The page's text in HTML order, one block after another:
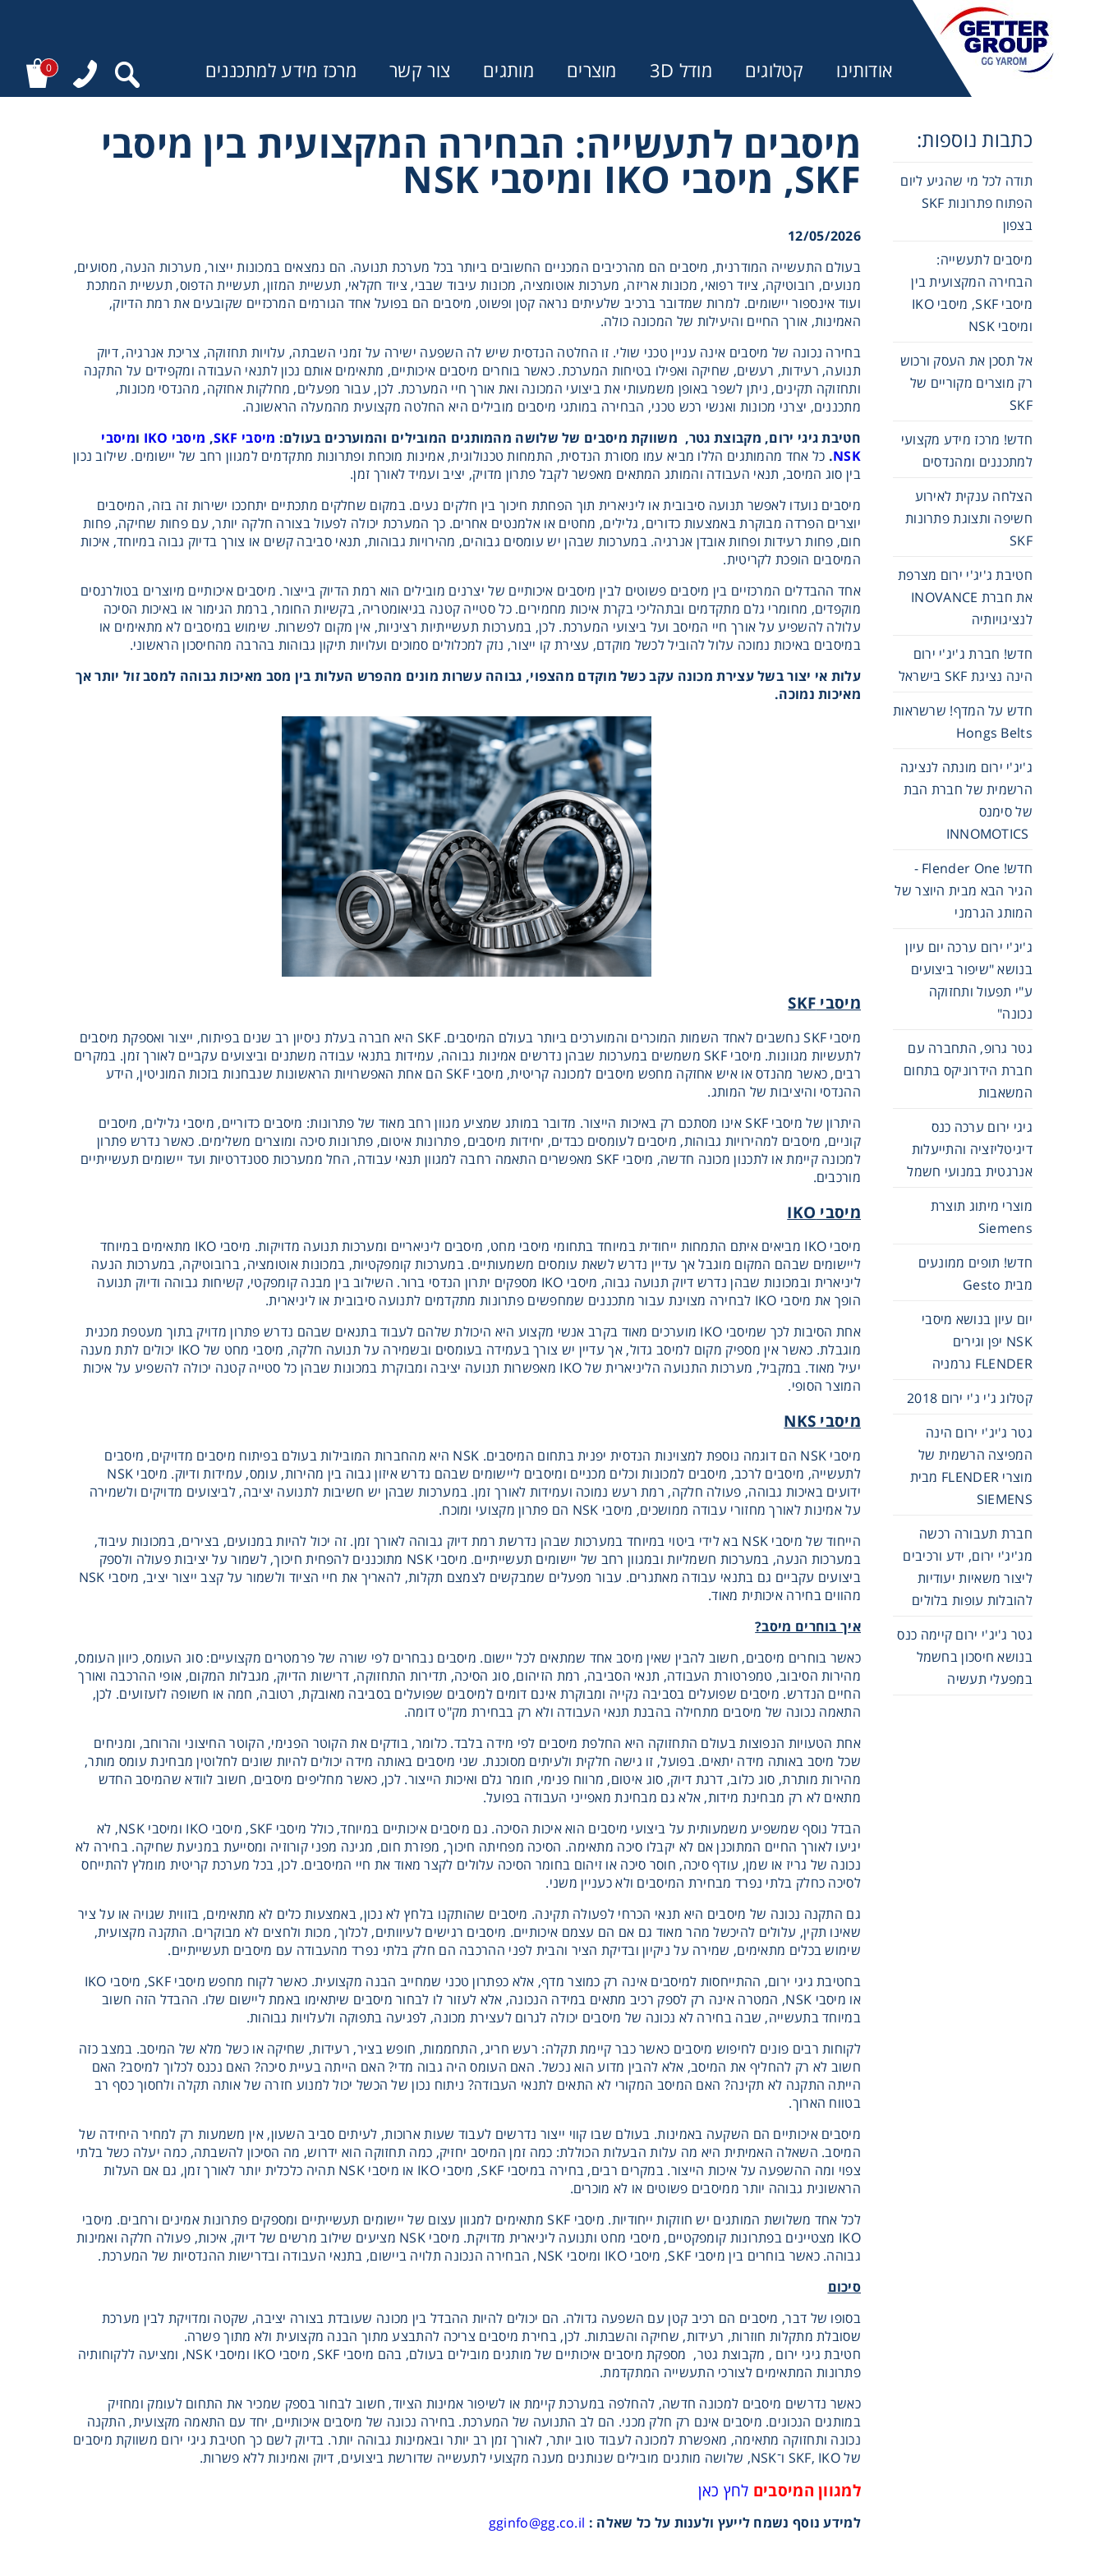
אודותינו קטלוגים מודל 3D מוצרים מותגים צור קשר מרכז מידע למתכננים 0
כתבות נוספות:
תודה לכל מי שהגיע ליום
הפתוח פתרונות SKF
בצפון
מיסבים לתעשייה:
הבחירה המקצועית בין
מיסבי SKF, מיסבי IKO
ומיסבי NSK
אל תסכן את העסק ורכוש
רק מוצרים מקוריים של
SKF
חדש! מרכז מידע מקצועי
למתכננים ומהנדסים
הצלחה ענקית לאירוע
חשיפה ותצוגת פתרונות
SKF
חטיבת ג'יג'י ירום מצרפת
את חברת INOVANCE
לנציגויותיה
חדש! חברת ג'יג'י ירום
הינה נציגת SKF בישראל
חדש על המדף! שרשראות
Hongs Belts
ג'יג'י ירום מונתה לנציגה
הרשמית של חברת הבת
של סימנס
חדש! Flender One -
הגיר הבא מבית היוצר של
המותג הגרמני
ג'יג'י ירום ערכה יום עיון
בנושא "שיפור ביצועים
ע"י תפעול ותחזוקה
נכונה"
גטר גרופ, התחברה עם
חברת הידרוניקס בתחום
המשאבות
גיגי ירום ערכה כנס
דיגיטליזציה והתייעלות
אנרגטית במנועי חשמל
מוצרי מיתוג תוצרת
Siemens
חדש! תופים ממונעים
מבית Gesto
יום עיון בנושא מיסבי
NSK יפן וגירים
FLENDER גרמניה
קטלוג ג'י ג'י ירום 2018
גטר ג'יג'י ירום הינה
המפיצה הרשמית של
מוצרי FLENDER מבית
SIEMENS
חברת תעבורה רכשה
מג'יג'י ירום, ידע ורכיבים
ליצור משאיות יעודיות
להובלות עופות בלולים
גטר ג'יג'י ירום קיימה כנס
בנושא חיסכון בחשמל
במפעלי תעשיה
מיסבים לתעשייה: הבחירה המקצועית בין מיסבי
SKF, מיסבי IKO ומיסבי NSK
12/05/2026
בעולם התעשייה המודרנית, מיסבים הם מהרכיבים המכניים החשובים ביותר בכל מערכת תנועה. הם נמצאים במכונות ייצור, מערכות הנעה, מסועים,
מנועים, רובוטיקה, ציוד רפואי, מכונות אריזה, מערכות אוטומציה, מכונות עיבוד שבבי, ציוד חקלאי, תעשיית המזון, תעשיית הדפוס, תעשיית המתכת
ועוד אינספור יישומים. למרות שמדובר ברכיב שלעיתים נראה קטן ופשוט, מיסבים הם בפועל אחד הגורמים המרכזיים שקובעים את רמת הדיוק,
האמינות, אורך החיים והיעילות של המכונה כולה.
בחירה נכונה של מיסבים אינה עניין טכני שולי. זו החלטה הנדסית שיש לה השפעה ישירה על זמני השבתה, עלויות תחזוקה, צריכת אנרגיה, דיוק
תנועה, רעידות, רעשים, שחיקה ואפילו בטיחות המערכת. כאשר בוחרים מיסבים איכותיים, מתאימים אותם נכון לתנאי העבודה ומקפידים על התקנה
ותחזוקה תקינים, ניתן לשפר באופן משמעותי את ביצועי המכונה ואת אורך חיי המערכת. לכן, עבור מפעלים, מחלקות אחזקה, מהנדסי מכונות,
מתכננים, יצרני מכונות ואנשי רכש טכני, הבחירה במותגי מיסבים מובילים היא החלטה מקצועית מהמעלה הראשונה.
חטיבת גיגי ירום, מקבוצת גטר, משווקת מיסבים של שלושה מהמותגים המובילים והמוערכים בעולם: מיסבי SKF
, מיסבי IKO ומיסבי
NSK
. כל אחד מהמותגים הללו מביא עמו מסורת הנדסית, התמחות טכנולוגית, אמינות מוכחת ופתרונות מתקדמים למגוון רחב של יישומים. שילוב נכון
בין סוג המיסב, תנאי העבודה והמותג המתאים מאפשר לקבל פתרון מדויק, יציב ועמיד לאורך זמן.
מיסבים נועדו לאפשר תנועה סיבובית או ליניארית תוך הפחתת חיכוך בין חלקים נעים. במקום שחלקים מתכתיים יתחככו ישירות זה בזה, המיסבים
יוצרים הפרדה מבוקרת באמצעות כדורים, גלילים, מחטים או אלמנטים אחרים. כך המערכת יכולה לפעול בצורה חלקה יותר, עם פחות שחיקה, פחות
חום, פחות רעידות ופחות אובדן אנרגיה. במערכות שבהן יש עומסים גבוהים, מהירויות גבוהות, תנאי סביבה קשים או צורך בדיוק גבוה במיוחד, איכות
המיסבים הופכת לקריטית.
אחד ההבדלים המרכזיים בין מיסבים פשוטים לבין מיסבים איכותיים של יצרנים מובילים הוא רמת הדיוק בייצור. מיסבים איכותיים מיוצרים בטולרנסים
מוקפדים, מחומרי גלם מתקדמים ובתהליכי בקרת איכות מחמירים. כל סטייה קטנה בגיאומטריה, בקשיות החומר, ברמת הגימור או באיכות הסיכה
עלולה להשפיע על אורך חיי המיסב ועל ביצועי המערכת. לכן, במערכות תעשייתיות רציניות, אין מקום לפשרות. שימוש במיסבים לא מתאימים או
במיסבים באיכות נמוכה עלול להוביל לכשל מוקדם, עצירת קו ייצור, נזק למכלולים סמוכים ועלויות תיקון גבוהות בהרבה מהחיסכון הראשוני.
עלות אי יצור בשל עצירת מכונה עקב כשל מוקדם מהצפוי, גבוהה עשרות מונים מהפרש העלות בין מסב מאיכות גבוהה למסב זול יותר אך
מאיכות נמוכה.
מיסבי SKF
מיסבי SKF נחשבים לאחד השמות המוכרים והמוערכים ביותר בעולם המיסבים. SKF היא חברה בעלת ניסיון רב שנים בפיתוח, ייצור ואספקת מיסבים
לתעשיות מגוונות. מיסבי SKF משמשים במערכות שבהן נדרשים אמינות גבוהה, עמידות בתנאי עבודה משתנים וביצועים עקביים לאורך זמן. במקרים
רבים, כאשר מהנדס או איש אחזקה מחפש מיסבים למכונה קריטית, מיסבי SKF הם אחת האפשרויות הראשונות שנבחנות בזכות המוניטין, הידע
ההנדסי והיציבות של המותג.
היתרון של מיסבי SKF אינו מסתכם רק באיכות הייצור. מדובר במותג שמציע מגוון רחב מאוד של פתרונות: מיסבים כדוריים, מיסבי גלילים, מיסבים
קוניים, מיסבים למהירויות גבוהות, מיסבים לעומסים כבדים, יחידות מיסבים, פתרונות איטום, פתרונות סיכה ומוצרים משלימים. כאשר נדרש פתרון
למכונה קיימת או לתכנון מכונה חדשה, מיסבי SKF מאפשרים התאמה רחבה למגוון תנאי עבודה, החל ממערכות סטנדרטיות ועד יישומים תעשייתיים
מורכבים.
מיסבי IKO
מיסבי IKO מביאים איתם התמחות ייחודית במיוחד בתחומי מיסבי מחט, מיסבים ליניאריים ומערכות תנועה מדויקות. מיסבי IKO מתאימים במיוחד
ליישומים שבהם המקום מוגבל אך עדיין נדרש לשאת עומסים משמעותיים. במערכות קומפקטיות, במכונות אוטומציה, ברובוטיקה, במערכות הנעה
ליניארית ובמכונות שבהן נדרש דיוק תנועה גבוה, מיסבי IKO מספקים יתרון הנדסי ברור. השילוב בין מבנה קומפקטי, קשיחות גבוהה ודיוק תנועה
הופך את מיסבי IKO לבחירה מצוינת עבור מתכננים שמחפשים פתרונות מתקדמים לתנועה סיבובית או ליניארית.
אחת הסיבות לכך שמיסבי IKO מוערכים מאוד בקרב אנשי מקצוע היא היכולת שלהם לעבוד בתנאים שבהם נדרש פתרון מדויק בתוך מעטפת מכנית
מוגבלת. כאשר אין מספיק מקום למיסב גדול, אך עדיין יש צורך בעמידה בעומסים ובשמירה על תנועה חלקה, מיסבי מחט של IKO יכולים לתת מענה
יעיל מאוד. במקביל, מערכות התנועה הליניארית של IKO מאפשרות תנועה יציבה ומבוקרת במכונות שבהן כל סטייה קטנה יכולה להשפיע על איכות
המוצר הסופי.
מיסבי NKS
מיסבי NSK הם דוגמה נוספת למצוינות הנדסית יפנית בתחום המיסבים. NSK היא מהחברות המובילות בעולם בפיתוח מיסבים מדויקים, מיסבים
לתעשייה, מיסבים לרכב, מיסבים למכונות וכלים מכניים ומיסבים ליישומים שבהם נדרש איזון גבוה בין מהירות, עומס, עמידות ודיוק. מיסבי NSK
ידועים באיכות גבוהה, פעולה חלקה, רמת רעש נמוכה ועמידות לאורך זמן. במערכות שבהן יש חשיבות לתנועה יציבה, לביצועים מדויקים ולשמירה
על אמינות לאורך מחזורי עבודה ממושכים, מיסבי NSK הם פתרון מקצועי ומוכח.
הייחוד של מיסבי NSK בא לידי ביטוי במיוחד במערכות שבהן נדרשת רמת דיוק גבוהה לאורך זמן. זה יכול להיות במנועים, בצירים, במכונות עיבוד,
במערכות הנעה, במערכות חשמליות ובמגוון רחב של יישומים תעשייתיים. מיסבי NSK מתוכננים להפחית חיכוך, לשמור על יציבות פעולה ולספק
ביצועים עקביים גם בתנאי עבודה מאתגרים. עבור מפעלים שמבקשים לצמצם תקלות, להאריך את חיי הציוד ולשמור על קצב ייצור יציב, מיסבי NSK
מהווים בחירה איכותית מאוד.
איך בוחרים מיסב?
כאשר בוחרים מיסבים, חשוב להבין שאין מיסב אחד שמתאים לכל יישום. מיסבים נבחרים לפי שורה של פרמטרים מקצועיים: סוג העומס, כיוון העומס,
מהירות הסיבוב, טמפרטורת העבודה, תנאי הסביבה, רמת הזיהום, סוג הסיכה, תדירות התחזוקה, דרישות הדיוק, מגבלות המקום, אופי ההרכבה ואורך
החיים הנדרש. מיסבים שפועלים בסביבה נקייה ומבוקרת אינם דומים למיסבים שפועלים בסביבה מאובקת, רטובה, חמה או חשופה לזעזועים. לכן,
התאמה נכונה של מיסבים מתחילה בהבנת תנאי העבודה ולא רק בבחירת מק"ט דומה.
אחת הטעויות הנפוצות בעולם התחזוקה היא החלפת מיסבים לפי מידה בלבד. כלומר, בודקים את הקוטר הפנימי, הקוטר החיצוני והרוחב, ומניחים
שכל מיסב באותה מידה יתאים. בפועל, זו גישה חלקית ולעיתים מסוכנת. שני מיסבים באותה מידה יכולים להיות שונים לחלוטין מבחינת עומס מותר,
מהירות מותרת, סוג כלוב, דרגת דיוק, סוג איטום, מרווח פנימי, חומר גלם ואיכות הייצור. לכן, כאשר מחליפים מיסבים, חשוב לוודא שהמיסב החדש
מתאים לא רק מבחינת מידות, אלא גם מבחינת מאפייני העבודה בפועל.
הבדל נוסף שמשפיע משמעותית על ביצועי מיסבים הוא איכות הסיכה. גם מיסבים איכותיים במיוחד, כולל מיסבי SKF, מיסבי IKO ומיסבי NSK, לא
יגיעו לאורך החיים המתוכנן אם לא יקבלו סיכה מתאימה. הסיכה מפחיתה חיכוך, מפזרת חום, מגינה מפני קורוזיה ומסייעת במניעת שחיקה. בחירה לא
נכונה של גריז או שמן, עודף סיכה, חוסר סיכה או זיהום בחומר הסיכה עלולים לקצר מאוד את חיי המיסבים. לכן, בכל מערכת קריטית מומלץ להתייחס
לסיכה כחלק בלתי נפרד מבחירת המיסבים ולא כעניין משני.
גם התקנה נכונה של מיסבים היא תנאי הכרחי לפעולה תקינה. מיסבים שהותקנו בלחץ לא נכון, באמצעות כלים לא מתאימים, בזווית שגויה או על ציר
שאינו תקין, עלולים להיכשל מהר מאוד גם אם הם עצמם איכותיים. מיסבים רגישים לעיוותים, לכלוך, מכות ולחצים לא מבוקרים. התקנה מקצועית,
שימוש בכלים מתאימים, שמירה על ניקיון ובדיקת הציר והבית לפני ההרכבה הם חלק בלתי נפרד מהעבודה עם מיסבים תעשייתיים.
בחטיבת גיגי ירום, ההתייחסות למיסבים אינה רק כמוצר מדף, אלא כפתרון טכני שמחייב הבנה מקצועית. כאשר לקוח מחפש מיסבי SKF, מיסבי IKO
או מיסבי NSK, המטרה אינה רק לספק רכיב מתאים במידה הנכונה, אלא לעזור לו לבחור מיסבים שיתאימו באמת ליישום שלו. ההבדל הזה חשוב
במיוחד בתעשייה, שבה בחירה לא נכונה של מיסבים יכולה לגרום לעצירת מכונה, לפגיעה בתפוקה ולעלויות גבוהות.
לקוחות רבים פונים לחיפוש מיסבים כאשר כבר קיימת תקלה: רעש חריג, התחממות, חופש בציר, רעידות, שחיקה או כשל מלא של המיסב. במצב כזה
חשוב לא רק להחליף את המיסב, אלא להבין מדוע הוא נכשל. האם העומס היה גבוה מדי? האם הייתה בעיית סיכה? האם נכנס לכלוך למיסב? האם
הייתה התקנה לא תקינה? האם המיסב המקורי לא התאים לתנאי העבודה? ניתוח נכון של הכשל יכול למנוע חזרה של אותה תקלה ולחסוך כסף רב
בטווח הארוך.
מיסבים איכותיים הם השקעה באמינות. בעולם שבו קווי ייצור נדרשים לעבוד שעות ארוכות, לעיתים סביב השעון, אין משמעות רק למחיר היחידה של
המיסב. השאלה האמיתית היא מה עלות הבעלות הכוללת: כמה זמן המיסב יחזיק, כמה תחזוקה הוא ידרוש, מה הסיכון להשבתה, כמה יעלה כשל בלתי
צפוי ומה ההשפעה על איכות הייצור. במקרים רבים, בחירה במיסבי SKF, מיסבי IKO או מיסבי NSK תהיה כלכלית יותר לאורך זמן, גם אם העלות
הראשונית גבוהה יותר ממיסבים פשוטים או לא מוכרים.
לכל אחד משלושת המותגים יש חוזקות ייחודיות. מיסבי SKF מתאימים למגוון עצום של יישומים תעשייתיים ומספקים פתרונות אמינים ורחבים. מיסבי
IKO מצטיינים בפתרונות קומפקטיים, מיסבי מחט ותנועה ליניארית מדויקת. מיסבי NSK מציעים שילוב מרשים של דיוק, איכות, פעולה חלקה ואמינות
גבוהה. כאשר בוחרים בין מיסבי SKF, מיסבי IKO ומיסבי NSK, הבחירה הנכונה תלויה ביישום, בתנאי העבודה ובדרישות ההנדסיות של המערכת.
סיכום
בסופו של דבר, מיסבים הם רכיב קטן עם השפעה גדולה. הם יכולים להיות ההבדל בין מכונה שעובדת בצורה יציבה, שקטה ומדויקת לבין מערכת
שסובלת מתקלות חוזרות, רעידות, שחיקה והשבתות. לכן, בחירת מיסבים צריכה להתבצע מתוך הבנה מקצועית ולא מתוך פשרה.
חטיבת גיגי ירום , מקבוצת גטר, מספקת מיסבים איכותיים של מותגים מובילים בעולם, בהם מיסבי SKF, מיסבי IKO ומיסבי NSK, ומציעה ללקוחותיה
פתרונות המתאימים לצורכי התעשייה המתקדמת.
כאשר נדרשים מיסבים למכונה חדשה, להחלפה במערכת קיימת או לשיפור אמינות הציוד, חשוב לבחור בספק שמכיר את התחום לעומק ומחזיק
במותגים הנכונים. מיסבים אינם רק חלק מכני. הם לב התנועה של המערכת. בחירה נכונה של מיסבים איכותיים, יחד עם התאמה מקצועית, התקנה
נכונה ותחזוקה מתאימה, מאפשרת למכונה לעבוד טוב יותר, לאורך זמן רב יותר ובאמינות גבוהה יותר. בדיוק לשם כך חטיבת גיגי ירום משווקת מיסבים
של SKF, IKO ו־NSK, שלושה מותגים מובילים שנותנים מענה מקצועי לתעשייה שדורשת ביצועים, דיוק ואמינות ללא פשרות.
למגוון המיסבים לחץ כאן
למידע נוסף נשמח לייעץ ולענות על כל שאלה : gginfo@gg.co.il
Error:Contact form not found.
מעונין לקבל הצעת מחיר או מידע עבור:
מקשרים, מצמדים ובלמים
מנועי חשמל וממסרות
מיסבים ובתי מיסב
שרשראות, גלגלי שרשרת וגלגלי שיניים
רצועות וי, רצועות תזמון וגלגלים
שינוע ליניארי
עיבוד שבבי/רכיבי אוטומציה, תבניות ושטנצים
פיקוד ובקרה
רשתות ואביזרי מסוע